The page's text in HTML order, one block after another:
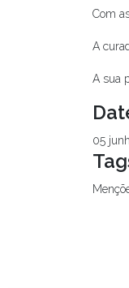
Com
A
A sua
05